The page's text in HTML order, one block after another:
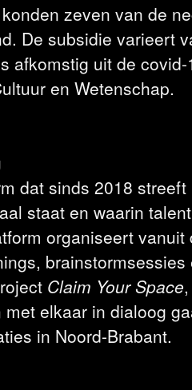
zeven van de
De subsidie varieert
afkomstig uit de
en Wetenschap.
dat sinds 2018
staat en waarin
organiseert
Claim Your Space
elkaar in dialoog
in Noord-Brabant.